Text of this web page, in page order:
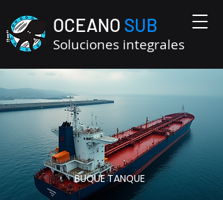
OCEANO SUB
Soluciones integrales
BUQUE TANQUE